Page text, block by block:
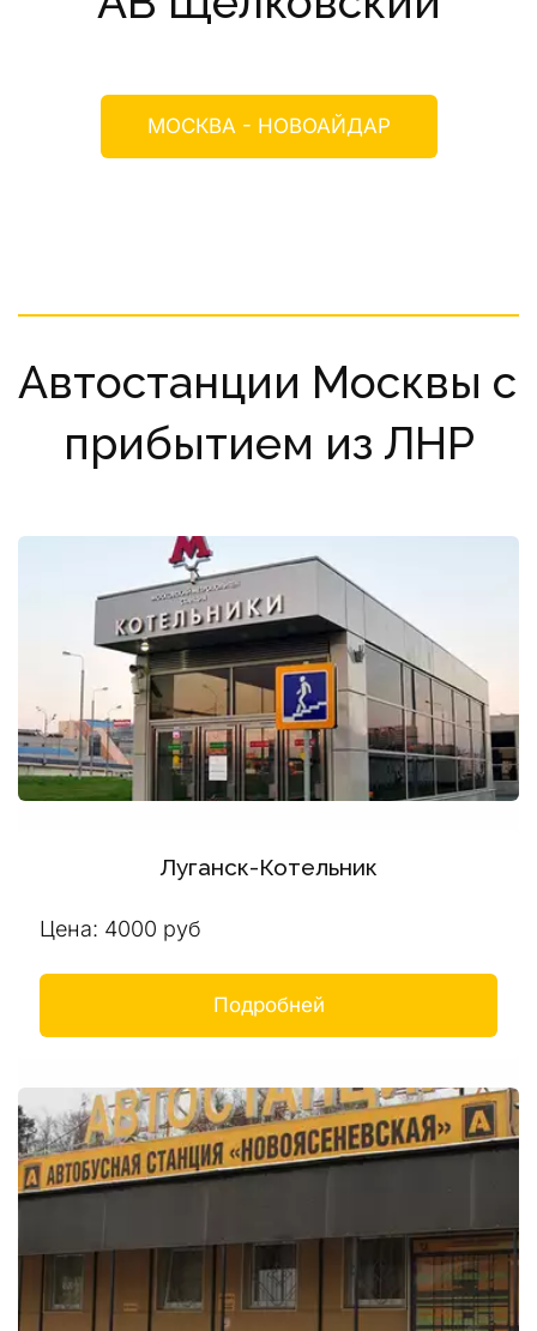
МОСКВА - НОВОАЙДАР
Автостанции Москвы с
прибытием из ЛНР
Луганск-Котельник
Цена: 4000 руб
Подробней